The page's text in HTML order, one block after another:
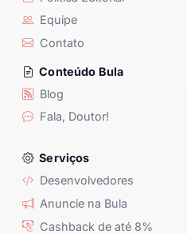
Equipe
Contato
Conteúdo Bula
Blog
Fala, Doutor!
Serviços
Desenvolvedores
Anuncie na Bula
Cashback de até 8%